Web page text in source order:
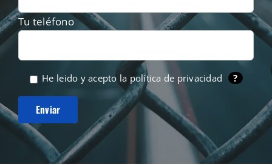
Tu teléfono
He leido y acepto la política de privacidad ?